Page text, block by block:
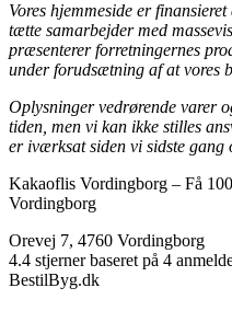
Vores hjemmeside er
tætte samarbejder med
præsenterer forretningernes
under forudsætning af at vores
Oplysninger vedrørende varer
tiden, men vi kan ikke stilles
er iværksat siden vi sidste gang
Kakaoflis Vordingborg – Få
Vordingborg
Orevej 7, 4760 Vordingborg
4.4 stjerner baseret på 4
BestilByg.dk